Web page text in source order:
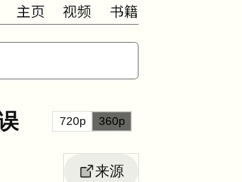
主页 视频 书籍
720p 360p
来源